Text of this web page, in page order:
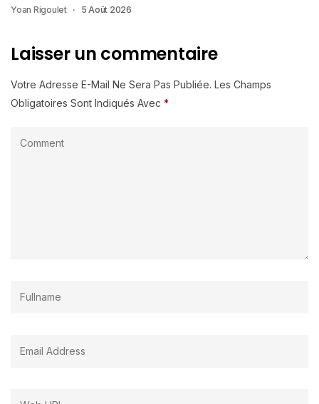
Yoan Rigoulet 5 Août 2026
Laisser un commentaire
Votre Adresse E-Mail Ne Sera Pas Publiée. Les Champs
Obligatoires Sont Indiqués Avec *